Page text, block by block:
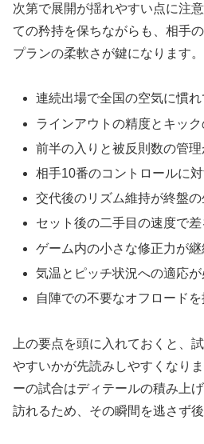
次第で展開が揺れやすい点に注
ての矜持を保ちながらも、相手
プランの柔軟さが鍵になります。
連続出場で全国の空気に慣れ
ラインアウトの精度とキッ
前半の入りと被反則数の管
相手10番のコントロールに
交代後のリズム維持が終盤の
セット後の二手目の速度で差
ゲーム内の小さな修正力が
気温とピッチ状況への適応
自陣での不要なオフロードを
上の要点を頭に入れておくと、
やすいかが先読みしやすくなり
ーの試合はディテールの積み上
訪れるため、その瞬間を逃さず